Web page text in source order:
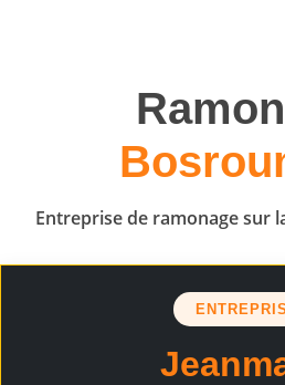
Entreprise de ramonage sur